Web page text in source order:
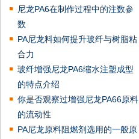
尼龙PA6在制作过程中的注数参
数
PA尼龙料如何提升玻纤与树脂粘
合力
玻纤增强尼龙PA6缩水注塑成型
的特点介绍
你是否观察过增强尼龙PA66原料
的流动性
PA尼龙原料阻燃剂选用的一般原